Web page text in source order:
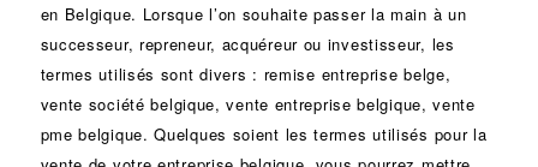
en Belgique. Lorsque l’on souhaite passer la main à un
successeur, repreneur, acquéreur ou investisseur, les
termes utilisés sont divers : remise entreprise belge,
vente société belgique, vente entreprise belgique, vente
pme belgique. Quelques soient les termes utilisés pour la